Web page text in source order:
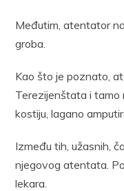
Međutim, atentator
groba.
Kao što je poznato,
Terezijenštata i tamo
kostiju, lagano
Između tih, užasnih,
njegovog atentata.
lekara.